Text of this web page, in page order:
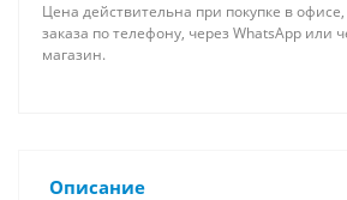
Цена действительна при покупке в
заказа по телефону, через WhatsApp или
магазин.
Описание